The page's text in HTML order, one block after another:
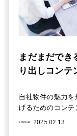
まだまだでき
り出しコンテ
自社物件の魅力
げるためのコンテ
なコンテンツ作
schedule 2025.02.13